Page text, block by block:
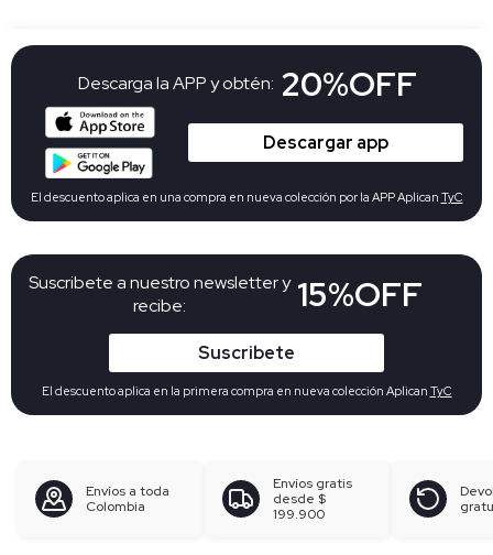
Suscribete a nuestro newsletter y
recibe:
15%OFF
Suscribete
El descuento aplica en la primera compra en nueva colección Aplican TyC
Descarga la APP y obtén: 20%OFF
Descargar app
El descuento aplica en una compra en nueva colección por la APP Aplican TyC
Envíos a toda
Colombia
Envíos gratis
desde $
199.900